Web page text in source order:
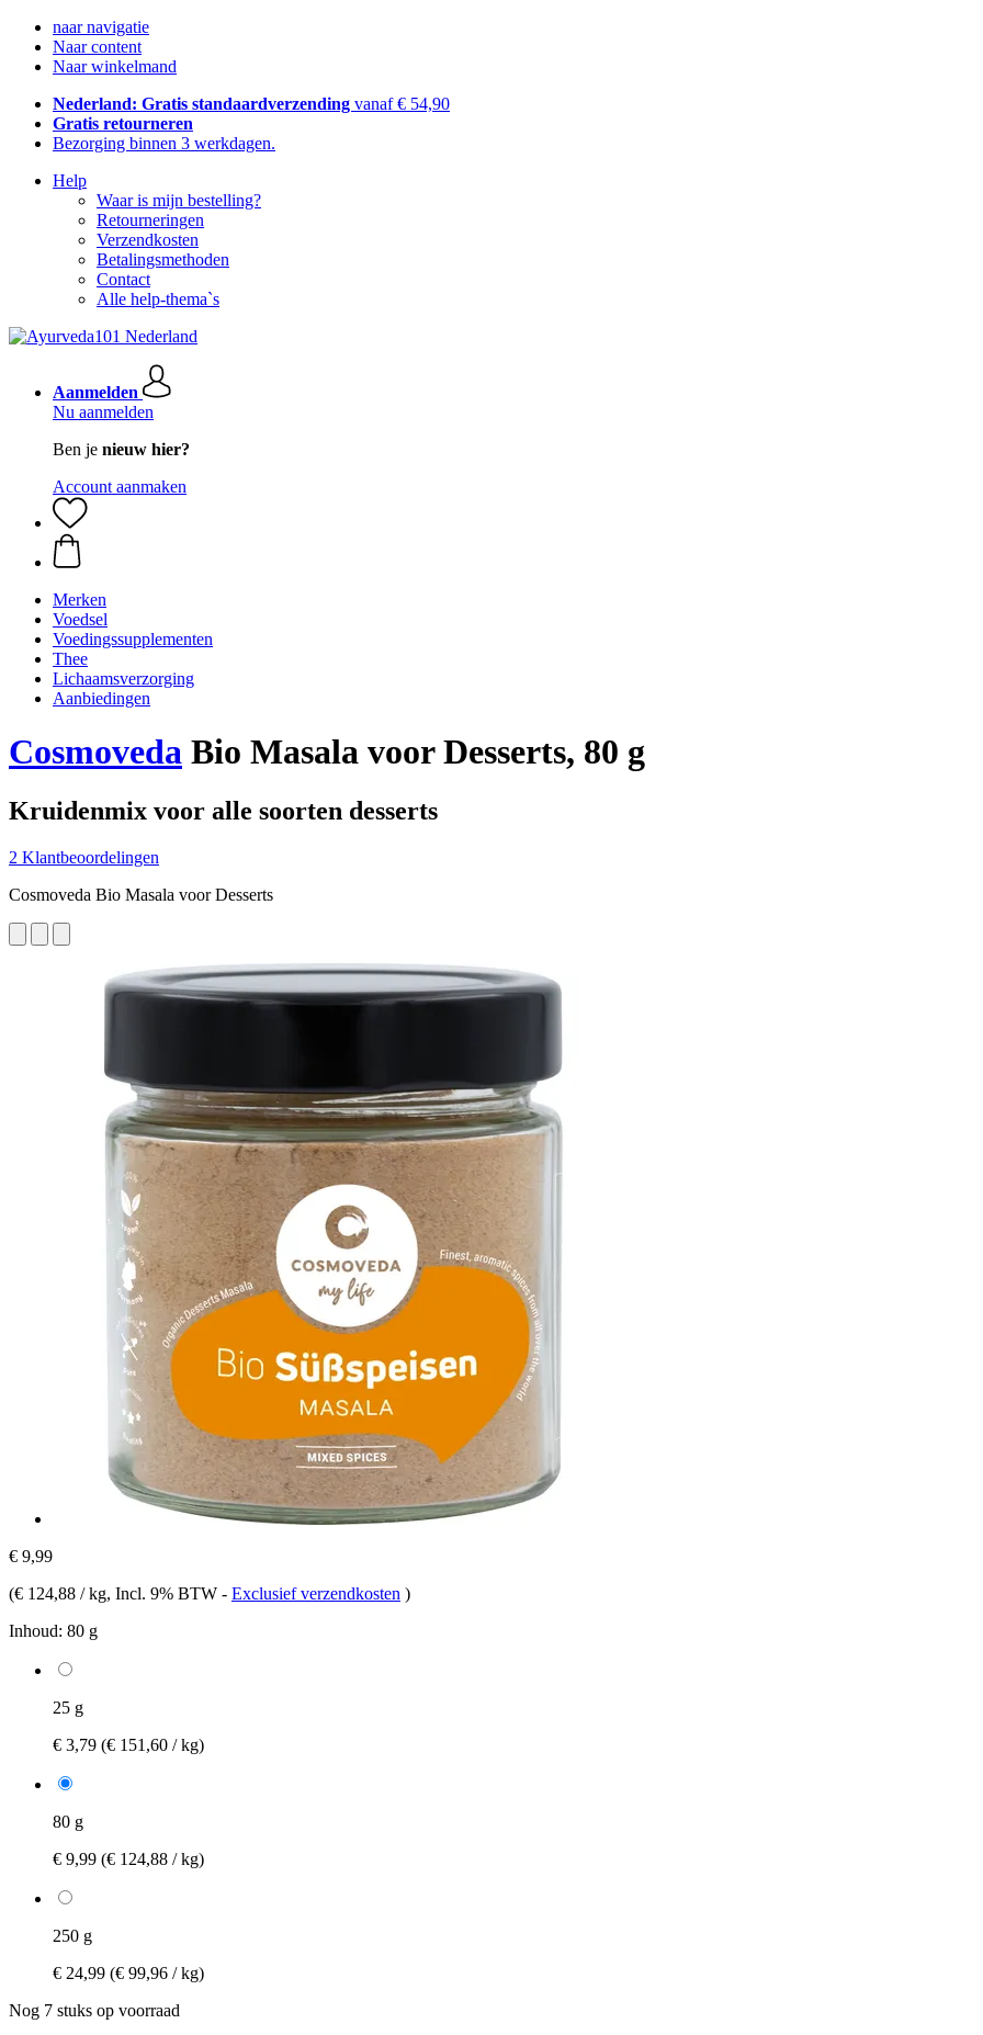
naar navigatie
Naar content
Naar winkelmand
Nederland: Gratis standaardverzending vanaf € 54,90
Gratis retourneren
Bezorging binnen 3 werkdagen.
Help
Waar is mijn bestelling?
Retourneringen
Verzendkosten
Betalingsmethoden
Contact
Alle help-thema`s
Aanmelden
Nu aanmelden
Ben je nieuw hier?
Account aanmaken
Merken
Voedsel
Voedingssupplementen
Thee
Lichaamsverzorging
Aanbiedingen
Cosmoveda Bio Masala voor Desserts, 80 g
Kruidenmix voor alle soorten desserts
2 Klantbeoordelingen
Cosmoveda Bio Masala voor Desserts
€ 9,99
(€ 124,88 / kg, Incl. 9% BTW - Exclusief verzendkosten )
Inhoud: 80 g
25 g
€ 3,79 (€ 151,60 / kg)
80 g
€ 9,99 (€ 124,88 / kg)
250 g
€ 24,99 (€ 99,96 / kg)
Nog 7 stuks op voorraad